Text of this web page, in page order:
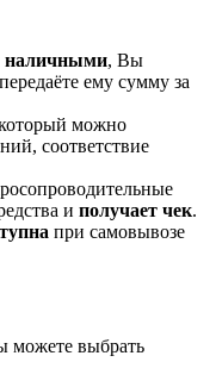
наличными, Вы
ему сумму за
можно
соответствие
и получает чек.
при самовывозе
можете выбрать